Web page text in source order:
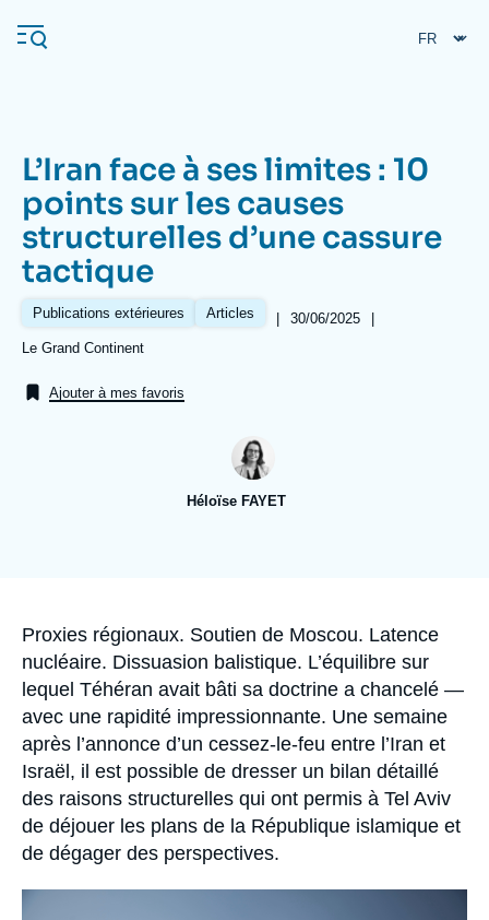
au
contenu
Navigation
principale
L'Ifri
Analyses
Événements
Se connecter
À propos de l'Ifri
L'Ifri en bref
L’Iran face à ses limites : 10
points sur les causes
structurelles d’une cassure
tactique
Publications extérieures Articles |
Date
30/06/2025
|
Références
Le Grand Continent
Ajouter à mes favoris
Héloïse FAYET
Accroche
Proxies régionaux. Soutien de Moscou. Latence
nucléaire. Dissuasion balistique. L’équilibre sur
lequel Téhéran avait bâti sa doctrine a chancelé —
avec une rapidité impressionnante. Une semaine
après l’annonce d’un cessez-le-feu entre l’Iran et
Israël, il est possible de dresser un bilan détaillé
des raisons structurelles qui ont permis à Tel Aviv
de déjouer les plans de la République islamique et
de dégager des perspectives.